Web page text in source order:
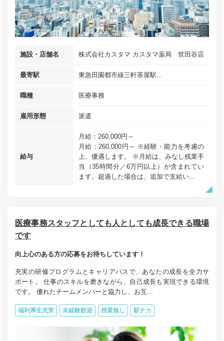
施設・店舗名 株式会社カスタマ カスタマ薬局 世田谷店
最寄駅 東急田園都市線三軒茶屋駅...
職種 医療事務
雇用形態 派遣
給与
月給：260,000円～
月給：260,000円～ ※経験・能力を考慮の
上、優遇します。 ※月給は、みなし残業手
当（35時間分／6万円以上）が含まれてい
ます。超過した場合は、追加で支給い...
医療事務スタッフとしても人としても成長できる職場
です
向上心のある方の応募をお待ちしています！
充実の研修プログラムとキャリアパスで、あなたの成長を全力サ
ポート。 仕事のスキルを磨きながら、自己成長も実現できる環境
です。 優れたチームメンバーと協力し、お互...
福利厚生充実 未経験歓迎 残業無し 駅チカ